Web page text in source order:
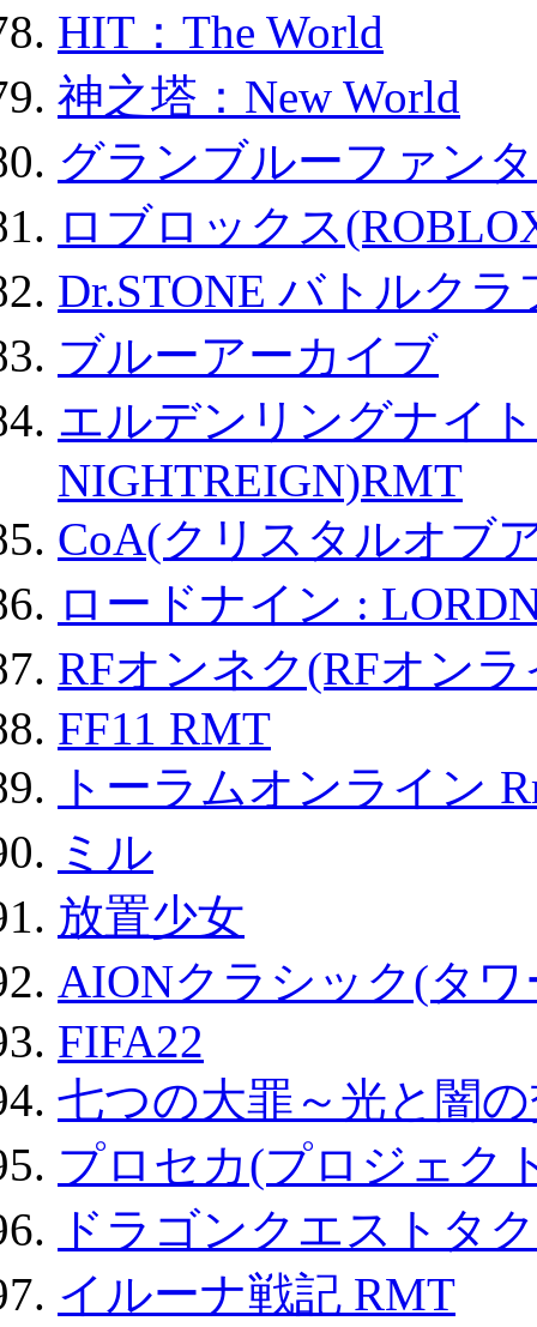
HIT：The World
神之塔：New World
グランブルーファン
ロブロックス
Dr.STONE バトルク
ブルーアーカイブ
エルデンリングナイ
NIGHTREIGN)RMT
CoA(クリスタルオブ
ロードナイン :
RFオンネク(RFオン
FF11 RMT
トーラムオンライン
ミル
放置少女
AIONクラシック(タ
FIFA22
七つの大罪～光と闇
プロセカ(プロジェク
ドラゴンクエストタ
イルーナ戦記 RMT